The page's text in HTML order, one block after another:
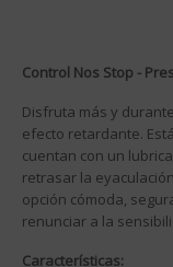
Control Nos Stop -
Disfruta más y
efecto retardante.
cuentan con un
retrasar la
opción cómoda,
renunciar a la
Características: